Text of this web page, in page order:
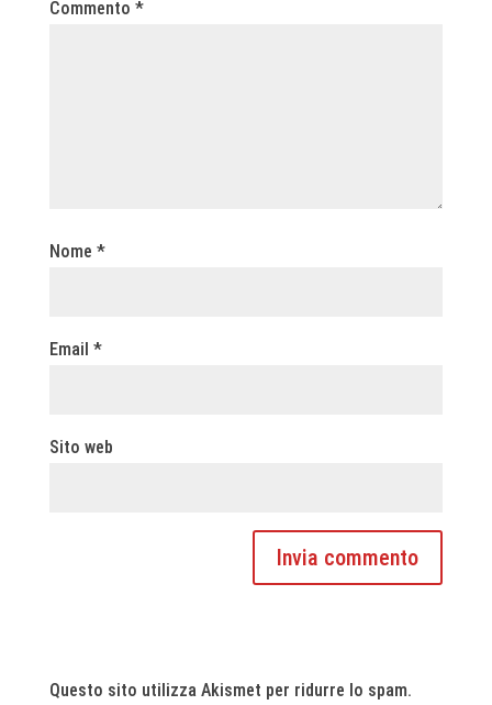
Commento *
Nome *
Email *
Sito web
Questo sito utilizza Akismet per ridurre lo spam.